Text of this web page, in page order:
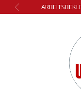
springen